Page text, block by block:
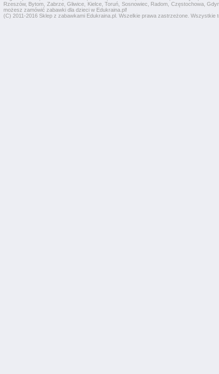
Rzeszów, Bytom, Zabrze, Gliwice, Kielce, Toruń, Sosnowiec, Radom, Częstochowa,
możesz zamówić zabawki dla dzieci w Edukraina.pl!
(C) 2011-2016 Sklep z zabawkami Edukraina.pl. Wszelkie prawa zastrzeżone.